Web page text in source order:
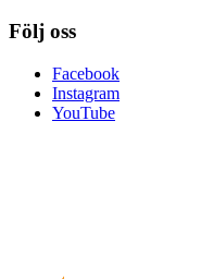
Följ oss
Facebook
Instagram
YouTube